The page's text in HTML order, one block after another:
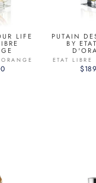
LIFE PUTAIN
BY
ETAT